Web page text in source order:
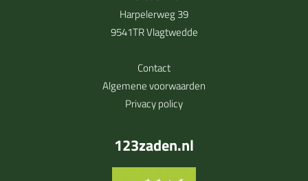
Harpelerweg 39
9541TR Vlagtwedde
Contact
Algemene voorwaarden
Privacy policy
123zaden.nl